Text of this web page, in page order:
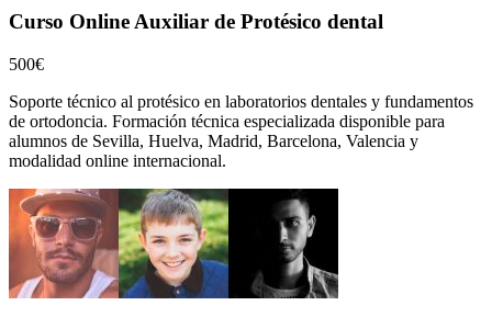
Curso Online Auxiliar de Protésico dental
500€
Soporte técnico al protésico en laboratorios dentales y fundamentos
de ortodoncia. Formación técnica especializada disponible para
alumnos de Sevilla, Huelva, Madrid, Barcelona, Valencia y
modalidad online internacional.